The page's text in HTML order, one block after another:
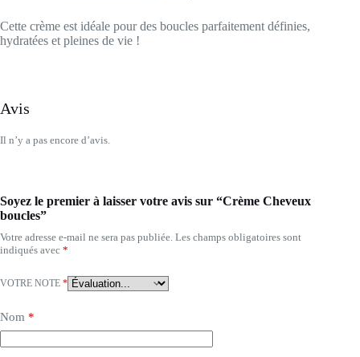
Cette crème est idéale pour des boucles parfaitement définies,
hydratées et pleines de vie !
Avis
Il n’y a pas encore d’avis.
Soyez le premier à laisser votre avis sur “Crème Cheveux
boucles”
Votre adresse e-mail ne sera pas publiée. Les champs obligatoires sont
indiqués avec *
VOTRE NOTE *
Nom *